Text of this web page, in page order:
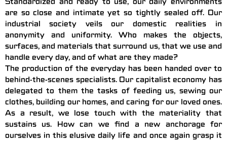
Standardized and ready to use, our daily environments
are so close and intimate yet so tightly sealed off. Our
industrial society veils our domestic realities in
anonymity and uniformity. Who makes the objects,
surfaces, and materials that surround us, that we use and
handle every day, and of what are they made?
The production of the everyday has been handed over to
behind-the-scenes specialists. Our capitalist economy has
delegated to them the tasks of feeding us, sewing our
clothes, building our homes, and caring for our loved ones.
As a result, we lose touch with the materiality that
sustains us. How can we find a new anchorage for
ourselves in this elusive daily life and once again grasp it